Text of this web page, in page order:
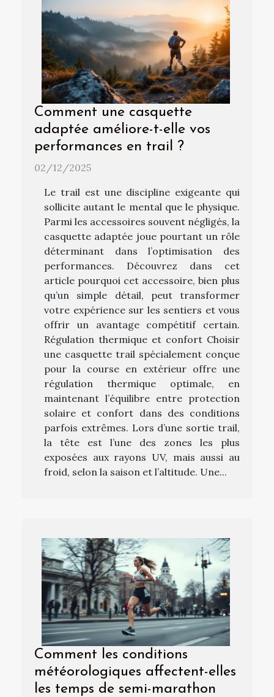
Comment une casquette
adaptée améliore-t-elle vos
performances en trail ?
02/12/2025
Le trail est une discipline exigeante qui
sollicite autant le mental que le physique.
Parmi les accessoires souvent négligés, la
casquette adaptée joue pourtant un rôle
déterminant dans l’optimisation des
performances. Découvrez dans cet
article pourquoi cet accessoire, bien plus
qu’un simple détail, peut transformer
votre expérience sur les sentiers et vous
offrir un avantage compétitif certain.
Régulation thermique et confort Choisir
une casquette trail spécialement conçue
pour la course en extérieur offre une
régulation thermique optimale, en
maintenant l’équilibre entre protection
solaire et confort dans des conditions
parfois extrêmes. Lors d’une sortie trail,
la tête est l’une des zones les plus
exposées aux rayons UV, mais aussi au
froid, selon la saison et l’altitude. Une...
Comment les conditions
météorologiques affectent-elles
les temps de semi-marathon